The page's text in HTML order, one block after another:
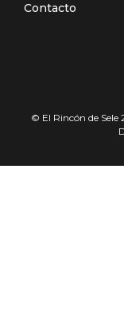
Contacto
© El Rincón de Sele